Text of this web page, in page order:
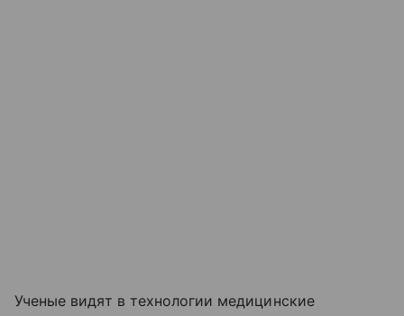
Ученые видят в технологии медицинские